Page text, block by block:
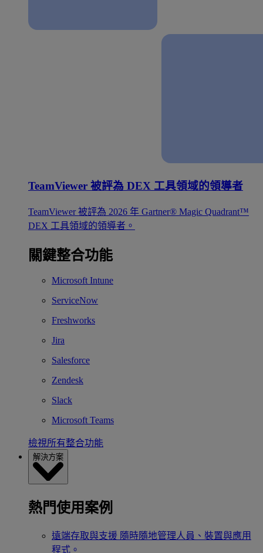
TeamViewer 被評為 DEX 工具領域的領導者
TeamViewer 被評為 2026 年 Gartner® Magic Quadrant™
DEX 工具領域的領導者。
關鍵整合功能
Microsoft Intune
ServiceNow
Freshworks
Jira
Salesforce
Zendesk
Slack
Microsoft Teams
檢視所有整合功能
解決方案
熱門使用案例
遠端存取與支援 隨時隨地管理人員、裝置與應用
程式。